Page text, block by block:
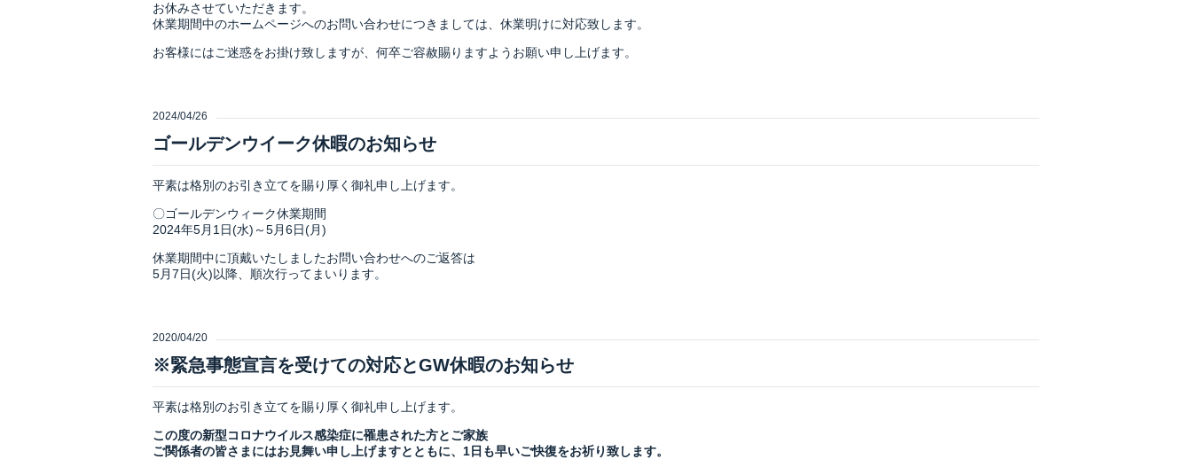
お休みさせていただきます。
休業期間中のホームページへのお問い合わせにつきましては、休業明けに対応致します。
お客様にはご迷惑をお掛け致しますが、何卒ご容赦賜りますようお願い申し上げます。
ゴールデンウイーク休暇のお知らせ
2024/04/26
平素は格別のお引き立てを賜り厚く御礼申し上げます。
〇ゴールデンウィーク休業期間
2024年5月1日(水)～5月6日(月)
休業期間中に頂戴いたしましたお問い合わせへのご返答は
5月7日(火)以降、順次行ってまいります。
※緊急事態宣言を受けての対応とGW休暇のお知らせ
2020/04/20
平素は格別のお引き立てを賜り厚く御礼申し上げます。
この度の新型コロナウイルス感染症に罹患された方とご家族
ご関係者の皆さまにはお見舞い申し上げますとともに、1日も早いご快復をお祈り致します。